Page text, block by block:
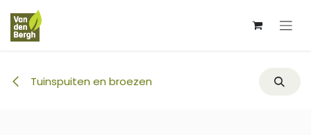
Overslaan naar inhoud
Tuinspuiten en broezen